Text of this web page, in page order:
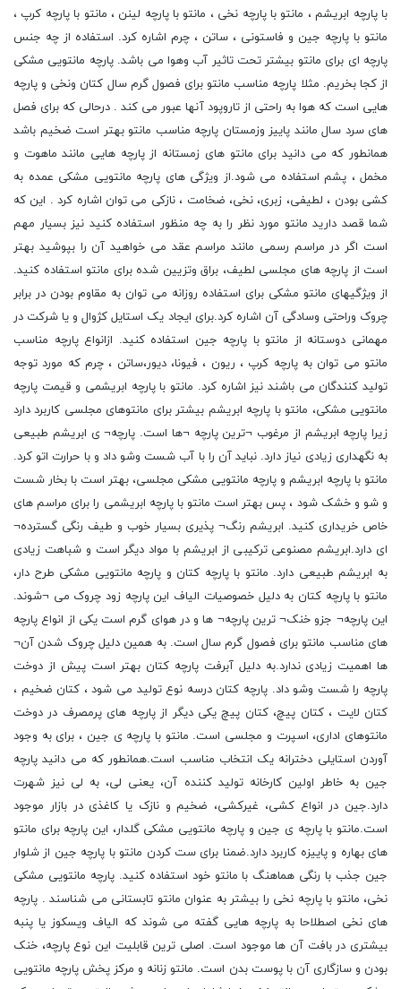
با پارچه ابریشم ، مانتو با پارچه نخی ، مانتو با پارچه لینن ، مانتو با پارچه کرپ ،
مانتو با پارچه جین و فاستونی ، ساتن ، چرم اشاره کرد. استفاده از چه جنس
پارچه ای برای مانتو بیشتر تحت تاثیر آب وهوا می باشد. پارچه مانتویی مشکی
از کجا بخریم. مثلا پارچه مناسب مانتو برای فصول گرم سال کتان ونخی و پارچه
هایی است که هوا به راحتی از تاروپود آنها عبور می کند . درحالی که برای فصل
های سرد سال مانند پاییز وزمستان پارچه مناسب مانتو بهتر است ضخیم باشد
همانطور که می دانید برای مانتو های زمستانه از پارچه هایی مانند ماهوت و
مخمل ، پشم استفاده می شود.از ویژگی های پارچه مانتویی مشکی عمده به
کشی بودن ، لطیفی، زبری، نخی، ضخامت ، نازکی می توان اشاره کرد . این که
شما قصد دارید مانتو مورد نظر را به چه منظور استفاده کنید نیز بسیار مهم
است اگر در مراسم رسمی مانند مراسم عقد می خواهید آن را بپوشید بهتر
است از پارچه های مجلسی لطیف، براق وتزیین شده برای مانتو استفاده کنید.
از ویژگیهای مانتو مشکی برای استفاده روزانه می توان به مقاوم بودن در برابر
چروک وراحتی وسادگی آن اشاره کرد.برای ایجاد یک استایل کژوال و یا شرکت در
مهمانی دوستانه از مانتو با پارچه جین استفاده کنید. ازانواع پارچه مناسب
مانتو می توان به پارچه کرپ ، ریون ، فیونا، دیور،ساتن ، چرم که مورد توجه
تولید کنندگان می باشند نیز اشاره کرد. مانتو با پارچه ابریشمی و قیمت پارچه
مانتویی مشکی، مانتو با پارچه ابریشم بیشتر برای مانتوهای مجلسی کاربرد دارد
زیرا پارچه ابریشم از مرغوب ¬ترین پارچه ¬ها است. پارچه¬ ی ابریشم طبیعی
به نگهداری زیادی نیاز دارد. نباید آن را با آب شست وشو داد و با حرارت اتو کرد.
مانتو با پارچه ابریشم و پارچه مانتویی مشکی مجلسی، بهتر است با بخار شست
و شو و خشک شود ، پس بهتر است مانتو با پارچه ابریشمی را برای مراسم های
خاص خریداری کنید. ابریشم رنگ¬ پذیری بسیار خوب و طیف رنگی گسترده¬
ای دارد.ابریشم مصنوعی ترکیبی از ابریشم با مواد دیگر است و شباهت زیادی
به ابریشم طبیعی دارد. مانتو با پارچه کتان و پارچه مانتویی مشکی طرح دار،
مانتو با پارچه کتان به دلیل خصوصیات الیاف این پارچه زود چروک می ¬شوند.
این پارچه¬ جزو خنک¬ ترین پارچه¬ ها و در هوای گرم است یکی از انواع پارچه
های مناسب مانتو برای فصول گرم سال است. به همین دلیل چروک شدن آن¬
ها اهمیت زیادی ندارد.به دلیل آبرفت پارچه کتان بهتر است پیش از دوخت
پارچه را شست وشو داد. پارچه کتان درسه نوع تولید می شود ، کتان ضخیم ،
کتان لایت ، کتان پیچ، کتان پیچ یکی دیگر از پارچه های پرمصرف در دوخت
مانتوهای اداری، اسپرت و مجلسی است. مانتو با پارچه ی جین ، برای به وجود
آوردن استایلی دخترانه یک انتخاب مناسب است.همانطور که می دانید پارچه
جین به خاطر اولین کارخانه تولید کننده آن، یعنی لی، به لی نیز شهرت
دارد.جین در انواع کشی، غیرکشی، ضخیم و نازک یا کاغذی در بازار موجود
است.مانتو با پارچه ی جین و پارچه مانتویی مشکی گلدار، این پارچه برای مانتو
های بهاره و پاییزه کاربرد دارد.ضمنا برای ست کردن مانتو با پارچه جین از شلوار
جین جذب با رنگی هماهنگ با مانتو خود استفاده کنید. پارچه مانتویی مشکی
نخی، مانتو با پارچه نخی را بیشتر به عنوان مانتو تابستانی می شناسند . پارچه
های نخی اصطلاحا به پارچه هایی گفته می شوند که الیاف ویسکوز یا پنبه
بیشتری در بافت آن ها موجود است. اصلی ترین قابلیت این نوع پارچه، خنک
بودن و سازگاری آن با پوست بدن است. مانتو زنانه و مرکز پخش پارچه مانتویی